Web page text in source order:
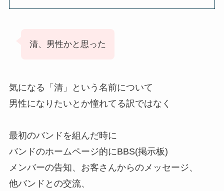
清、男性かと思った
気になる「清」という名前について
男性になりたいとか憧れてる訳ではなく
最初のバンドを組んだ時に
バンドのホームページ的にBBS(掲示板)
メンバーの告知、お客さんからのメッセージ、
他バンドとの交流、